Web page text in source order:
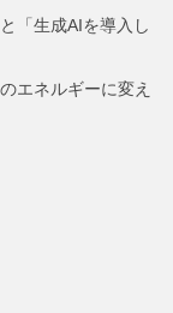
「生成AIを導入し
エネルギーに変え